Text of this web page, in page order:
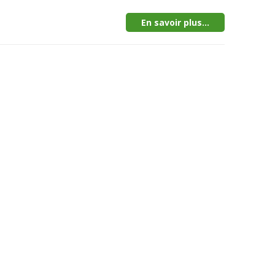
En savoir plus...